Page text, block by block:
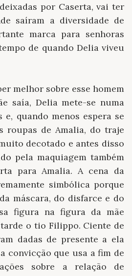
por Caserta, vai ter
saíram a diversidade de
marca para senhoras
de quando Delia viveu
melhor sobre esse homem
saía, Delia mete-se numa
e, quando menos espera se
roupas de Amalia, do traje
decotado e antes disso
pela maquiagem também
para Amalia. A cena da
simbólica porque
máscara, do disfarce e do
figura na figura da mãe
o tio Filippo. Ciente de
dadas de presente a ela
convicção que usa a fim de
sobre a relação de